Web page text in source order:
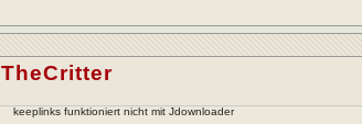
TheCritter
keeplinks funktioniert nicht mit Jdownloader